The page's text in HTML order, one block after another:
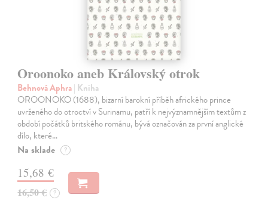
Oroonoko aneb Královský otrok
Behnová Aphra| Kniha
OROONOKO (1688), bizarní barokní příběh afrického prince
uvrženého do otroctví v Surinamu, patří k nejvýznamnějším textům z
období počátků britského románu, bývá označován za první anglické
dílo, které…
Na sklade ?
15,68 €
16,50 € ?